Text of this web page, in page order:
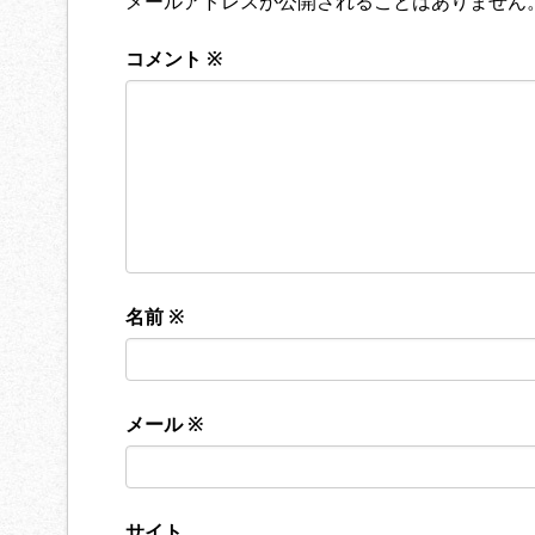
コメント ※
名前 ※
メール※